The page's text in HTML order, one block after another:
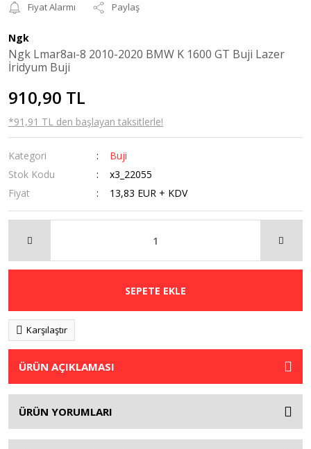
Fiyat Alarmı
Paylaş
Ngk
Ngk Lmar8aı-8 2010-2020 BMW K 1600 GT Buji Lazer
İridyum Buji
910,90 TL
*91,91 TL den başlayan taksitlerle!
Kategori
Buji
Stok Kodu
x3_22055
Fiyat
13,83 EUR + KDV
SEPETE EKLE
Karşılaştır
ÜRÜN AÇIKLAMASI
ÜRÜN YORUMLARI